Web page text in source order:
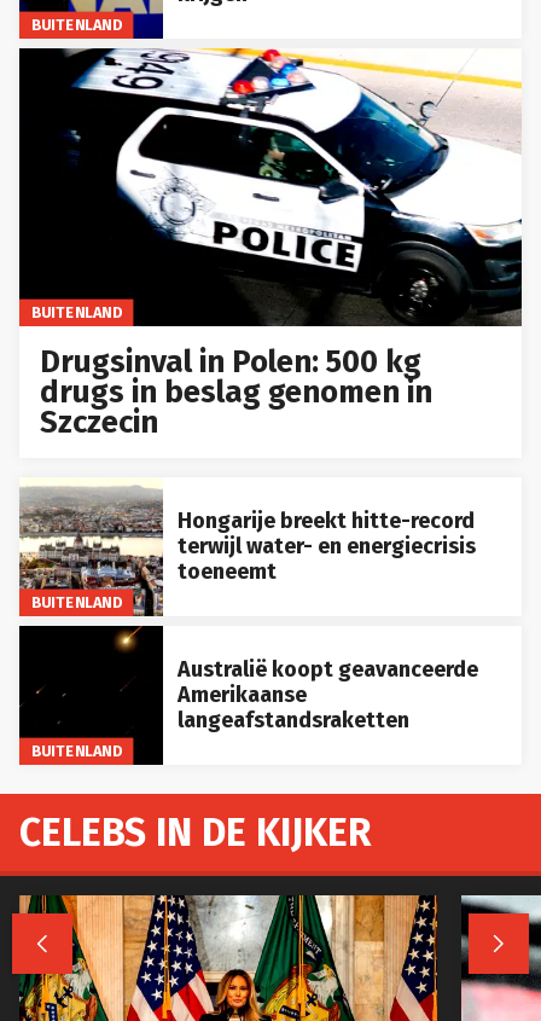
BUITENLAND
BUITENLAND
Drugsinval in Polen: 500 kg
drugs in beslag genomen in
Szczecin
BUITENLAND
Hongarije breekt hitte-record
terwijl water- en energiecrisis
toeneemt
BUITENLAND
Australië koopt geavanceerde
Amerikaanse
langeafstandsraketten
CELEBS IN DE KIJKER
 